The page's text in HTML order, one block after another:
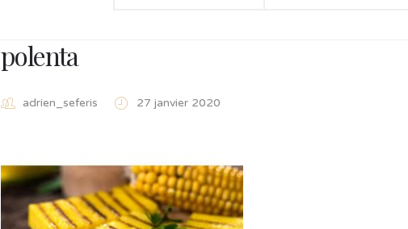
polenta
adrien_seferis 27 janvier 2020